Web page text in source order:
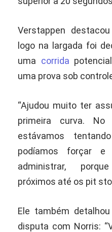
Verstappen
logo na largada foi
uma corrida
uma prova sob
“Ajudou muito ter
primeira curva.
estávamos
podíamos forçar e
administrar,
próximos até os pit
Ele também
disputa com Norris: